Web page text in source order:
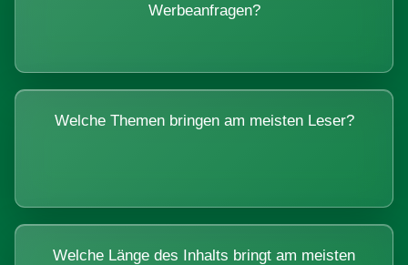
Werbeanfragen?
Welche Themen bringen am meisten Leser?
Welche Länge des Inhalts bringt am meisten